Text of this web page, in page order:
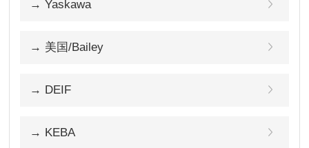
→ Yaskawa
→ 美国/Bailey
→ DEIF
→ KEBA